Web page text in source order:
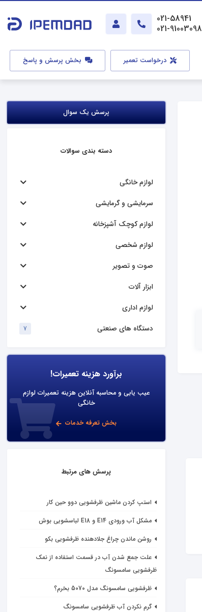
021-58941
021-91003098
درخواست تعمیر بخش پرسش و پاسخ
پرسش یک سوال
دسته بندی سوالات
لوازم خانگی
سرمایشی و گرمایشی
لوازم کوچک آشپزخانه
لوازم شخصی
صوت و تصویر
ابزار آلات
لوازم اداری
دستگاه های صنعتی
7
برآورد هزینه تعمیرات!
عیب یابی و محاسبه آنلاین هزینه تعمیرات لوازم
خانگی
بخش تعرفه خدمات
پرسش های مرتبط
استپ کردن ماشین ظرفشویی دوو حین کار
مشکل آب ورودی E14 و E18 لباسشویی بوش
روشن ماندن چراغ جلادهنده ظرفشویی بکو
علت جمع شدن آب در قسمت استفاده از نمک
ظرفشویی سامسونگ
ظرفشویی سامسونگ مدل 5070 بخرم؟
گرم نکردن آب ظرفشویی سامسونگ